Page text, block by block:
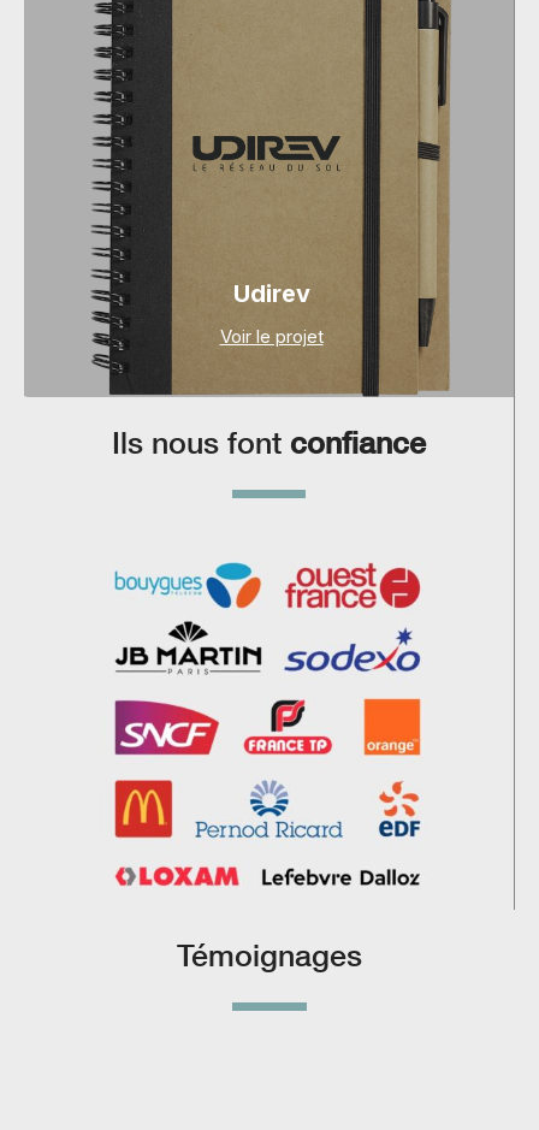
Udirev
Voir le projet
Ils nous font confiance
Témoignages